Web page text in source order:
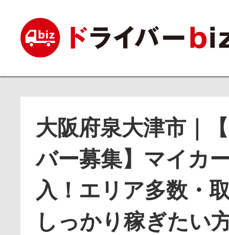
大阪府泉大津市｜
バー募集】マイカ
入！エリア多数・
しっかり稼ぎたい